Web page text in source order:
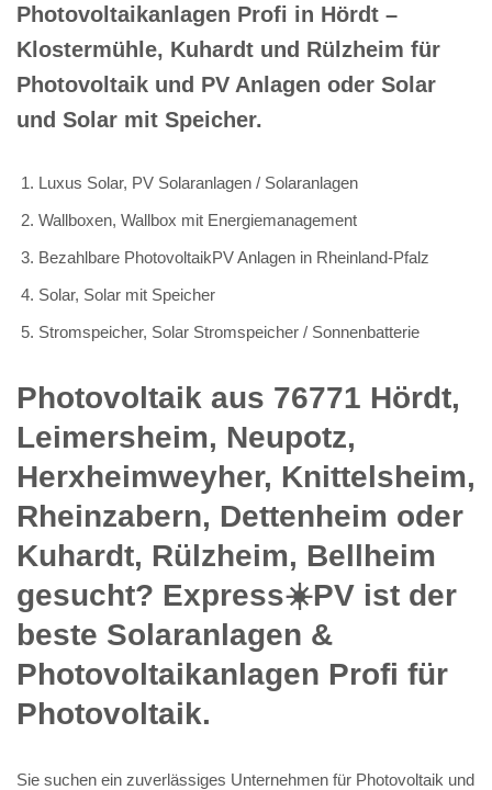
Photovoltaikanlagen Profi in Hördt –
Klostermühle, Kuhardt und Rülzheim für
Photovoltaik und PV Anlagen oder Solar
und Solar mit Speicher.
Luxus Solar, PV Solaranlagen / Solaranlagen
Wallboxen, Wallbox mit Energiemanagement
Bezahlbare PhotovoltaikPV Anlagen in Rheinland-Pfalz
Solar, Solar mit Speicher
Stromspeicher, Solar Stromspeicher / Sonnenbatterie
Photovoltaik aus 76771 Hördt,
Leimersheim, Neupotz,
Herxheimweyher, Knittelsheim,
Rheinzabern, Dettenheim oder
Kuhardt, Rülzheim, Bellheim
gesucht? Express☀️PV️ ist der
beste Solaranlagen &
Photovoltaikanlagen Profi für
Photovoltaik.
Sie suchen ein zuverlässiges Unternehmen für Photovoltaik und